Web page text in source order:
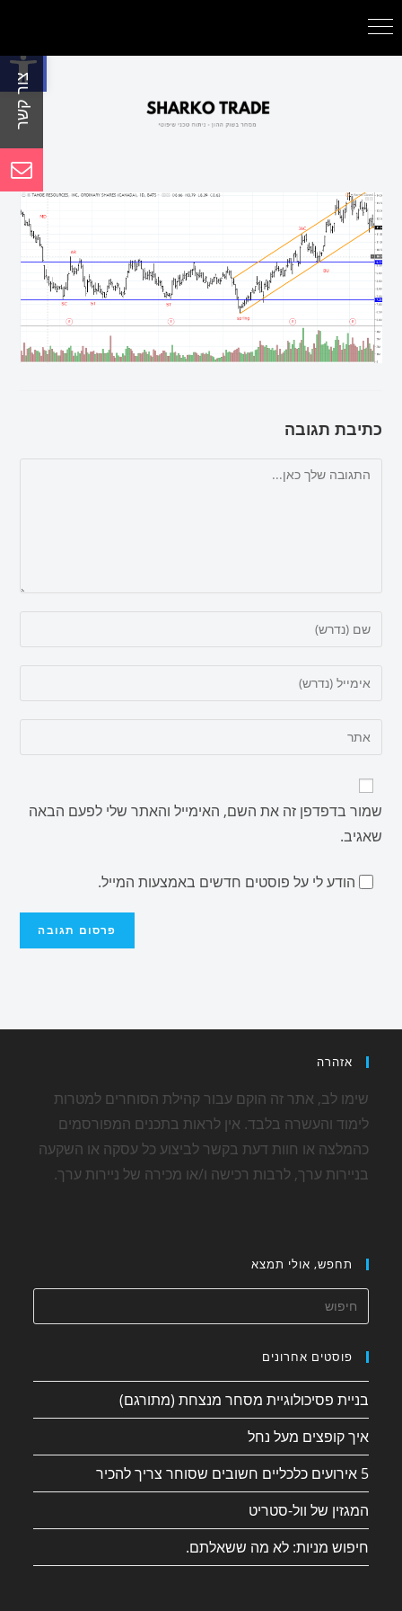
פתח סרגל נגישות
כתיבת תגובה
שמור בדפדפן זה את השם, האימייל והאתר שלי לפעם הבאה
שאגיב.
הודע לי על פוסטים חדשים באמצעות המייל.
אזהרה
שימו לב, אתר זה הוקם עבור קהילת הסוחרים למטרות
לימוד והעשרה בלבד. אין לראות בתכנים המפורסמים
כהמלצה או חוות דעת בקשר לביצוע כל עסקה או השקעה
בניירות ערך, לרבות רכישה ו/או מכירה של ניירות ערך.
תחפש, אולי תמצא
פוסטים אחרונים
בניית פסיכולוגיית מסחר מנצחת (מתורגם)
איך קופצים מעל נחל
5 אירועים כלכליים חשובים שסוחר צריך להכיר
המגזין של וול-סטריט
חיפוש מניות: לא מה ששאלתם.